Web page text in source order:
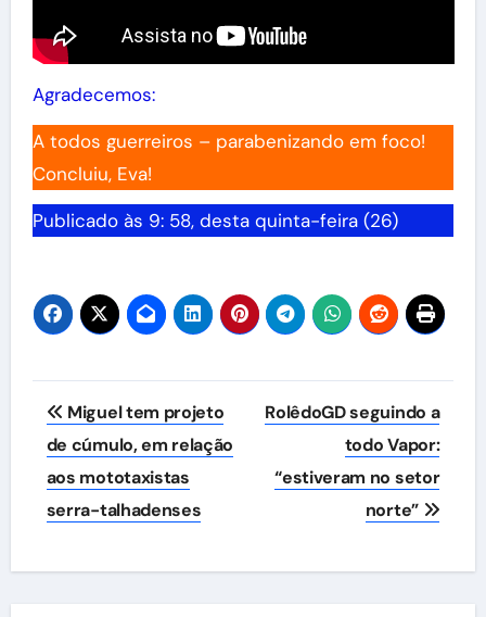
Agradecemos:
A todos guerreiros – parabenizando em foco!
Concluiu, Eva!
Publicado às 9: 58, desta quinta-feira (26)
Navegação
de
Post
Miguel tem projeto
de cúmulo, em relação
aos mototaxistas
serra-talhadenses
RolêdoGD seguindo a
todo Vapor:
“estiveram no setor
norte”